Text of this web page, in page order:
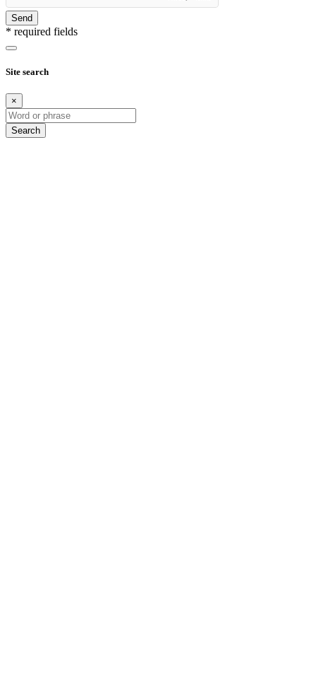
Send
* required fields
Site search
×
Search